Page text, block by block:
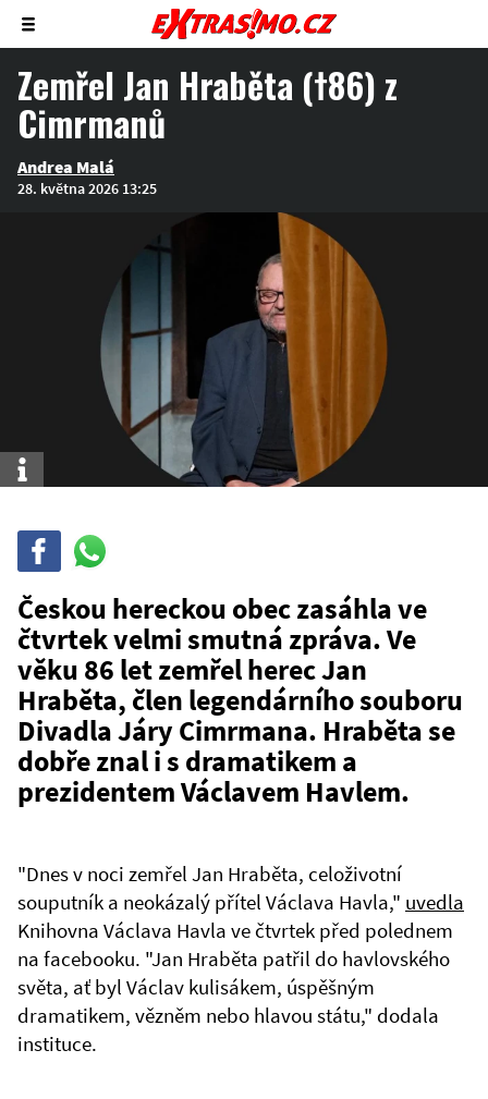
Zobrazit/skrýt
menu
Zemřel Jan Hraběta (†86) z
Cimrmanů
Andrea Malá
28. května 2026 13:25
Info
Sdílej
WhatsAppu
Českou hereckou obec zasáhla ve
čtvrtek velmi smutná zpráva. Ve
věku 86 let zemřel herec Jan
Hraběta, člen legendárního souboru
Divadla Járy Cimrmana. Hraběta se
dobře znal i s dramatikem a
prezidentem Václavem Havlem.
"Dnes v noci zemřel Jan Hraběta, celoživotní
souputník a neokázalý přítel Václava Havla," uvedla
Knihovna Václava Havla ve čtvrtek před polednem
na facebooku. "Jan Hraběta patřil do havlovského
světa, ať byl Václav kulisákem, úspěšným
dramatikem, vězněm nebo hlavou státu," dodala
instituce.